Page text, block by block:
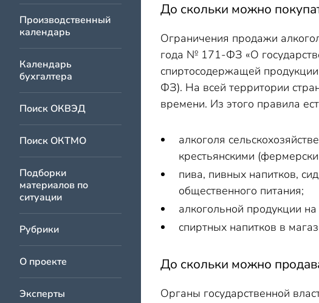
Производственный
календарь
Календарь
бухгалтера
Поиск ОКВЭД
Поиск ОКТМО
Подборки
материалов по
ситуации
Рубрики
О проекте
Эксперты
Со скольки часов можно купить
Ответственность за нарушение
Со скольки лет можно купить
До скольки можно
Ограничения продажи
года № 171-ФЗ «О
спиртосодержащей
ФЗ). На всей территории
времени. Из этого правила
алкоголя
крестьянскими
пива, пивных напитков,
общественного питания;
алкогольной продукции
спиртных напитков в
До скольки можно
Органы государственной